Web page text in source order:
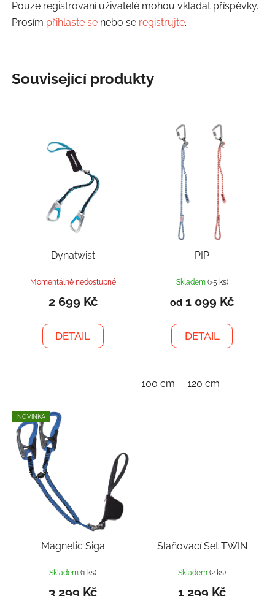
Pouze registrovaní uživatelé mohou vkládat příspěvky.
Prosím přihlaste senebo se registrujte.
Související produkty
Dynatwist
Momentálně nedostupné
2 699 Kč
DETAIL
PIP
Skladem (>5 ks)
od 1 099 Kč
DETAIL
100 cm 120 cm
NOVINKA
Magnetic Siga
Skladem(1 ks)
3 299 Kč
Slaňovací Set TWIN
Skladem (2 ks)
1 299 Kč